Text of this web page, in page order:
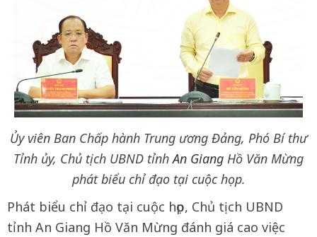
Ủy viên Ban Chấp hành Trung ương Đảng, Phó Bí thư
Tỉnh ủy, Chủ tịch UBND tỉnhAn Giang Hồ Văn Mừng
phát biểu chỉ đạo tại cuộc họp.
Phát biểu chỉ đạo tại cuộc họp, Chủ tịch UBND
tỉnh An Giang Hồ Văn Mừng đánh giá cao việc